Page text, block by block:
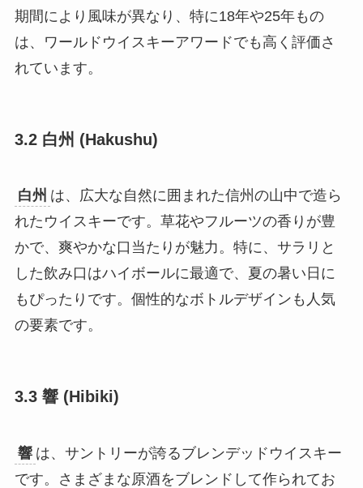
期間により風味が異なり、特に18年や25年もの
は、ワールドウイスキーアワードでも高く評価さ
れています。
3.2 白州 (Hakushu)
白州 は、広大な自然に囲まれた信州の山中で造ら
れたウイスキーです。草花やフルーツの香りが豊
かで、爽やかな口当たりが魅力。特に、サラリと
した飲み口はハイボールに最適で、夏の暑い日に
もぴったりです。個性的なボトルデザインも人気
の要素です。
3.3 響 (Hibiki)
響 は、サントリーが誇るブレンデッドウイスキー
です。さまざまな原酒をブレンドして作られてお